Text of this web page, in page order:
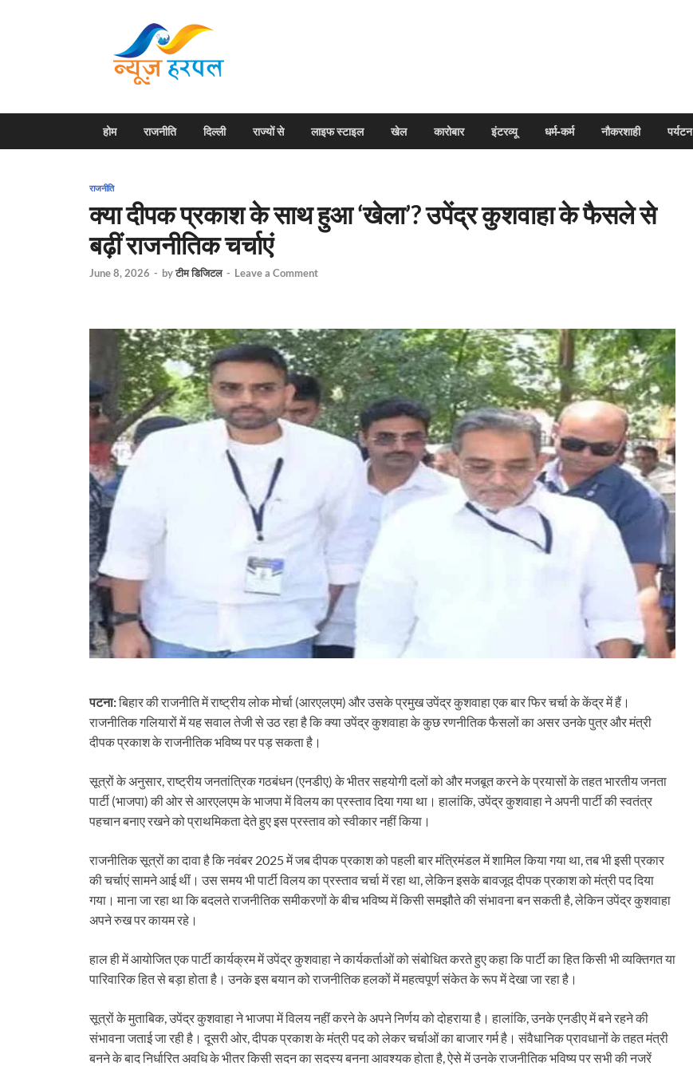
होम राजनीति दिल्ली राज्यों से लाइफ स्टाइल खेल कारोबार इंटरव्यू धर्म-कर्म नौकरशाही पर्यटन
राजनीति
क्या दीपक प्रकाश के साथ हुआ ‘खेला’? उपेंद्र कुशवाहा के फैसले से
बढ़ीं राजनीतिक चर्चाएं
June 8, 2026 - byटीम डिजिटल - Leave a Comment
पटना:बिहार की राजनीति में राष्ट्रीय लोक मोर्चा (आरएलएम) और उसके प्रमुख उपेंद्र कुशवाहा एक बार फिर चर्चा के केंद्र में हैं।
राजनीतिक गलियारों में यह सवाल तेजी से उठ रहा है कि क्या उपेंद्र कुशवाहा के कुछ रणनीतिक फैसलों का असर उनके पुत्र और मंत्री
दीपक प्रकाश के राजनीतिक भविष्य पर पड़ सकता है।
सूत्रों के अनुसार, राष्ट्रीय जनतांत्रिक गठबंधन (एनडीए) के भीतर सहयोगी दलों को और मजबूत करने के प्रयासों के तहत भारतीय जनता
पार्टी (भाजपा) की ओर से आरएलएम के भाजपा में विलय का प्रस्ताव दिया गया था। हालांकि, उपेंद्र कुशवाहा ने अपनी पार्टी की स्वतंत्र
पहचान बनाए रखने को प्राथमिकता देते हुए इस प्रस्ताव को स्वीकार नहीं किया।
राजनीतिक सूत्रों का दावा है कि नवंबर 2025 में जब दीपक प्रकाश को पहली बार मंत्रिमंडल में शामिल किया गया था, तब भी इसी प्रकार
की चर्चाएं सामने आई थीं। उस समय भी पार्टी विलय का प्रस्ताव चर्चा में रहा था, लेकिन इसके बावजूद दीपक प्रकाश को मंत्री पद दिया
गया। माना जा रहा था कि बदलते राजनीतिक समीकरणों के बीच भविष्य में किसी समझौते की संभावना बन सकती है, लेकिन उपेंद्र कुशवाहा
अपने रुख पर कायम रहे।
हाल ही में आयोजित एक पार्टी कार्यक्रम में उपेंद्र कुशवाहा ने कार्यकर्ताओं को संबोधित करते हुए कहा कि पार्टी का हित किसी भी व्यक्तिगत या
पारिवारिक हित से बड़ा होता है। उनके इस बयान को राजनीतिक हलकों में महत्वपूर्ण संकेत के रूप में देखा जा रहा है।
सूत्रों के मुताबिक, उपेंद्र कुशवाहा ने भाजपा में विलय नहीं करने के अपने निर्णय को दोहराया है। हालांकि, उनके एनडीए में बने रहने की
संभावना जताई जा रही है। दूसरी ओर, दीपक प्रकाश के मंत्री पद को लेकर चर्चाओं का बाजार गर्म है। संवैधानिक प्रावधानों के तहत मंत्री
बनने के बाद निर्धारित अवधि के भीतर किसी सदन का सदस्य बनना आवश्यक होता है, ऐसे में उनके राजनीतिक भविष्य पर सभी की नजरें